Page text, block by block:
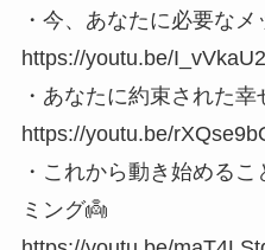
・今、あなたに必要な
https://youtu.be/
・あなたに約束された幸
https://youtu.be/
・これから動き始める
ミング👼